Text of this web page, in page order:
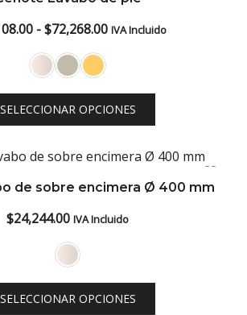
- $72,268.00Rango
desde
$71,108.00
$72,268.00
IVA Incluido
SELECCIONAR OPCIONES
de sobre encimera Ø 400 mm
$24,244.00 IVA Incluido
SELECCIONAR OPCIONES